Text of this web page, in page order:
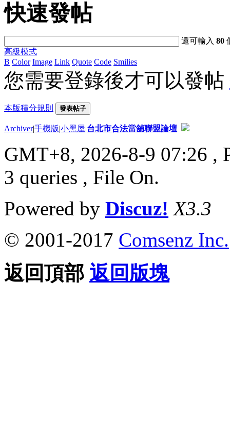
快速發帖
還可輸入80
高級模式
B Color Image Link Quote Code Smilies
您需要登錄後才可以發帖
本版積分規則 發表帖子
Archiver|手機版|小黑屋|台北市合法當舖聯盟論壇
GMT+8, 2026-8-9 07:26 ,
3 queries , File On.
Powered by Discuz! X3.3
© 2001-2017 Comsenz Inc.
返回頂部 返回版塊